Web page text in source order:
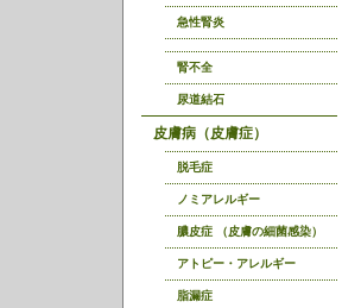
急性腎炎
腎不全
尿道結石
皮膚病（皮膚症）
脱毛症
ノミアレルギー
膿皮症 （皮膚の細菌感染）
アトピー・アレルギー
脂漏症